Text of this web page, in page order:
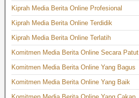
Kiprah Media Berita Online Profesional
Kiprah Media Berita Online Terdidik
Kiprah Media Berita Online Terlatih
Komitmen Media Berita Online Secara Patut
Komitmen Media Berita Online Yang Bagus
Komitmen Media Berita Online Yang Baik